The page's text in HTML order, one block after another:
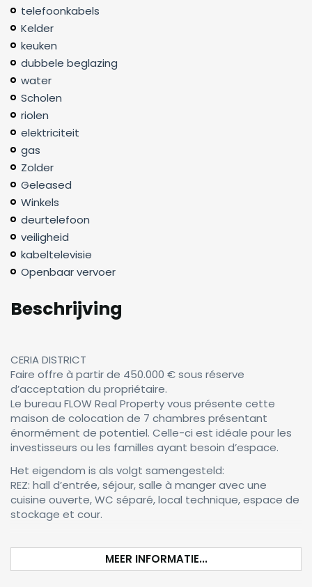
telefoonkabels
Kelder
keuken
dubbele beglazing
water
Scholen
riolen
elektriciteit
gas
Zolder
Geleased
Winkels
deurtelefoon
veiligheid
kabeltelevisie
Openbaar vervoer
Beschrijving
CERIA DISTRICT
Faire offre à partir de 450.000 € sous réserve
d’acceptation du propriétaire.
Le bureau FLOW Real Property vous présente cette
maison de colocation de 7 chambres présentant
énormément de potentiel. Celle-ci est idéale pour les
investisseurs ou les familles ayant besoin d’espace.
Het eigendom is als volgt samengesteld:
REZ: hall d’entrée, séjour, salle à manger avec une
cuisine ouverte, WC séparé, local technique, espace de
stockage et cour.
MEER INFORMATIE...